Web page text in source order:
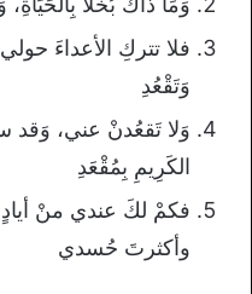
فلا تتركِ الأعداءَ
وَتَقْعُدِ
وَلا تَقعُدنْ عني،
الكَرِيمِ بِمُقْعَدِ
فكمْ لكَ عندي منْ
وأكثرتَ حُسدي